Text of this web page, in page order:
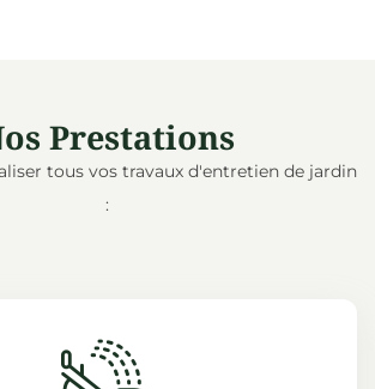
Prestations
tous vos travaux d'entretien de jardin
: